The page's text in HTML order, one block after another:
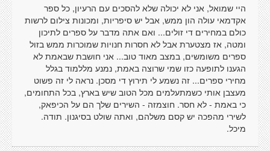
היי שמואל, אני לא יכולה שלא להסכים עם הרעיון, כל ספר
אקדמאי עולה הון ממש, אבל יש סיפריות, ומכונות צילום לרשות
כולם במחירים די זולים... ואם אתה מדבר על ספרים לתיכון
ומטה, אז מצטערת אבל לא חסרות חנויות שמוכרות ממש בזול
ספרים משומשים, במצב מאוד טוב... אני חושבת שבאמת לא
הגענו לתופעה כזו שמי שרוצה באמת, נמנע מללמוד בגלל
מחירי ספרים... זה נשמע לי תירוץ די מסכן. נראה לי זה פשוט
מעצבן אותי כשמתעלמים מכל הטוב שיש בארץ, בכל התחומים,
כי באמת - לא חסר. חוצמזה - השירים שלך הם על הכיפאק,
לשירי מהפכה יש קסם משלהם, ואתה שולט בסיגנון. תודה.
מיכל.